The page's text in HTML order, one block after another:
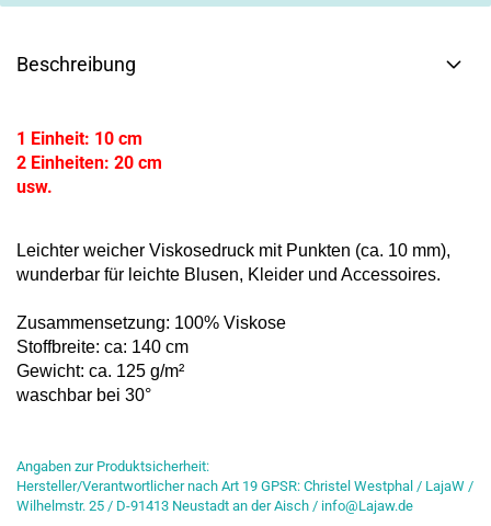
Beschreibung
1 Einheit: 10 cm
2 Einheiten: 20 cm
usw.
Leichter weicher Viskosedruck mit Punkten (ca. 10 mm),
wunderbar für leichte Blusen, Kleider und Accessoires.
Zusammensetzung: 100% Viskose
Stoffbreite: ca: 140 cm
Gewicht: ca. 125 g/m²
waschbar bei 30°
Angaben zur Produktsicherheit:
Hersteller/Verantwortlicher nach Art 19 GPSR: Christel Westphal / LajaW /
Wilhelmstr. 25 / D-91413 Neustadt an der Aisch / info@Lajaw.de